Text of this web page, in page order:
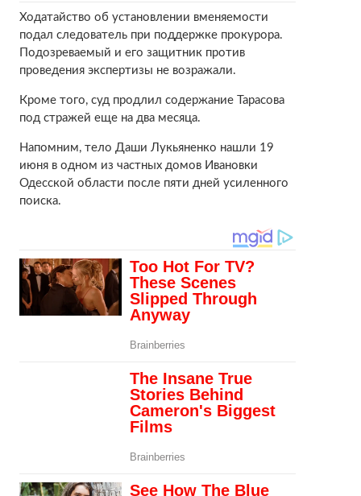
Ходатайство об установлении вменяемости
подал следователь при поддержке прокурора.
Подозреваемый и его защитник против
проведения экспертизы не возражали.
Кроме того, суд продлил содержание Тарасова
под стражей еще на два месяца.
Напомним, тело Даши Лукьяненко нашли 19
июня в одном из частных домов Ивановки
Одесской области после пяти дней усиленного
поиска.